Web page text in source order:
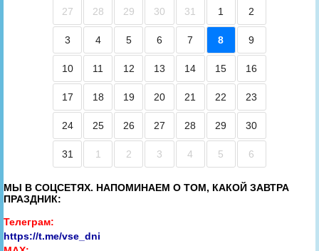
27 28 29 30 31 1 2
3 4 5 6 7 8 9
10 11 12 13 14 15 16
17 18 19 20 21 22 23
24 25 26 27 28 29 30
31 1 2 3 4 5 6
МЫ В СОЦСЕТЯХ. НАПОМИНАЕМ О ТОМ, КАКОЙ ЗАВТРА
ПРАЗДНИК:
Телеграм:
https://t.me/vse_dni